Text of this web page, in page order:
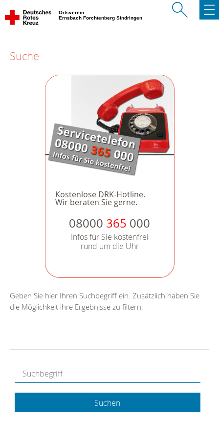
Ortsverein
Ernsbach Forchtenberg Sindringen
Suche
Kostenlose DRK-Hotline.
Wir beraten Sie gerne.
08000 365 000
Infos für Sie kostenfrei
rund um die Uhr
Geben Sie hier Ihren Suchbegriff ein. Zusätzlich haben Sie
die Möglichkeit ihre Ergebnisse zu filtern.
Suchen